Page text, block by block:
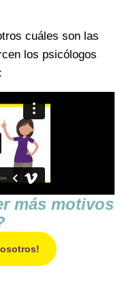
cuáles son las
los psicólogos
:
más motivos